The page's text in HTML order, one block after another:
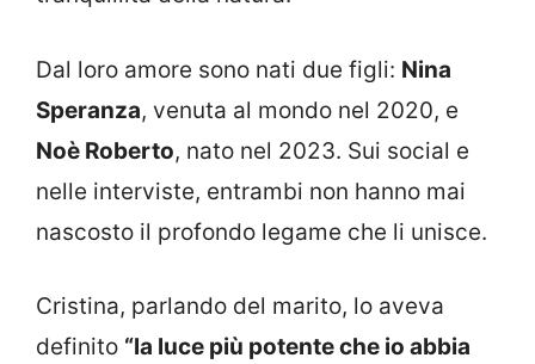
Dal loro amore sono nati due figli: Nina
Speranza, venuta al mondo nel 2020, e
Noè Roberto, nato nel 2023. Sui social e
nelle interviste, entrambi non hanno mai
nascosto il profondo legame che li unisce.
Cristina, parlando del marito, lo aveva
definito “la luce più potente che io abbia